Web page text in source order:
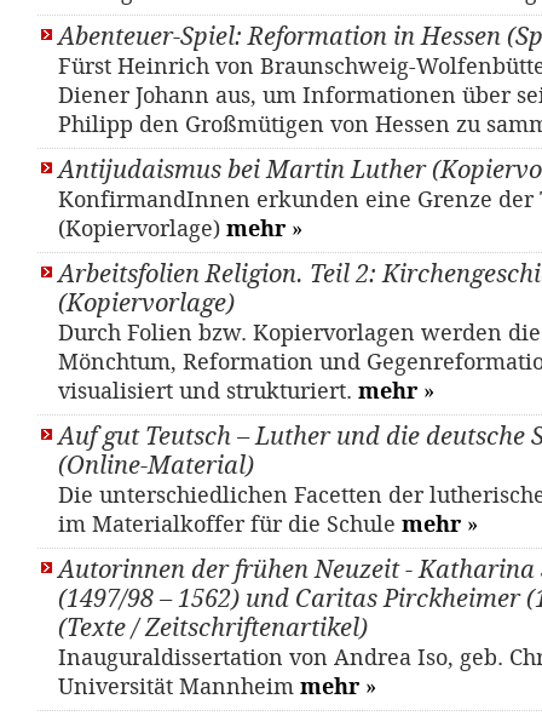
Abenteuer-Spiel: Reformation in Hessen
Fürst Heinrich von Braunschweig-
Diener Johann aus, um Informationen über
Philipp den Großmütigen von Hessen zu
Antijudaismus bei Martin Luther
KonfirmandInnen erkunden eine Grenze der
(Kopiervorlage) mehr »
Arbeitsfolien Religion. Teil 2:
(Kopiervorlage)
Durch Folien bzw. Kopiervorlagen werden
Mönchtum, Reformation und
visualisiert und strukturiert. mehr »
Auf gut Teutsch – Luther und die deutsche
(Online-Material)
Die unterschiedlichen Facetten der
im Materialkoffer für die Schule mehr »
Autorinnen der frühen Neuzeit - Katharina
(1497/98 – 1562) und Caritas Pirckheimer
(Texte / Zeitschriftenartikel)
Inauguraldissertation von Andrea Iso, geb.
Universität Mannheim mehr »